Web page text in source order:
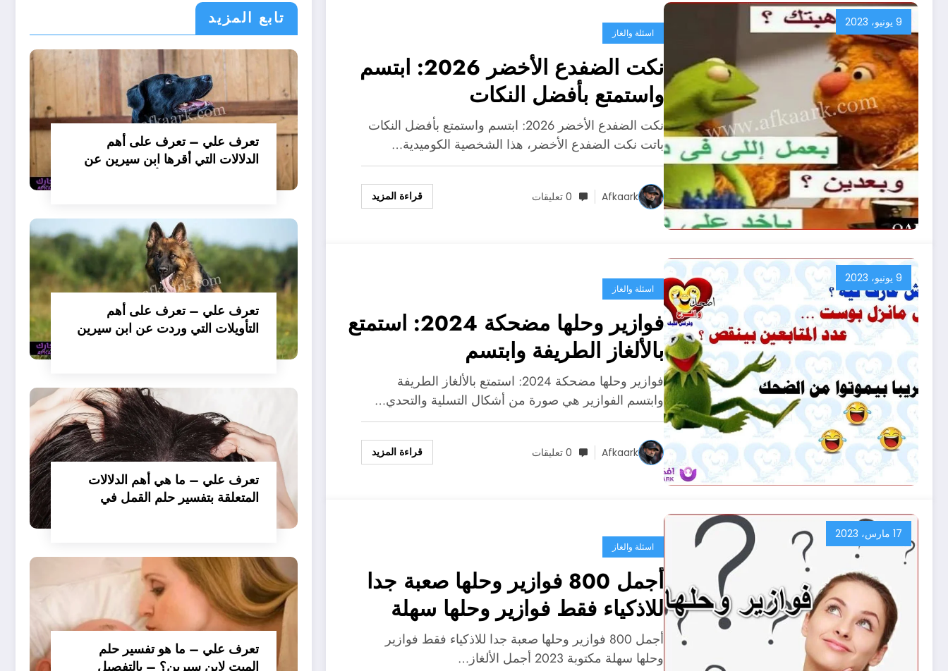
9 يونيو، 2023
اسئلة والغاز
نكت الضفدع الأخضر 2026: ابتسم
واستمتع بأفضل النكات
نكت الضفدع الأخضر 2026: ابتسم واستمتع بأفضل النكات
باتت نكت الضفدع الأخضر، هذا الشخصية الكوميدية…
Afkaark 0 تعليقات قراءة المزيد
9 يونيو، 2023
اسئلة والغاز
فوازير وحلها مضحكة 2024: استمتع
بالألغاز الطريفة وابتسم
فوازير وحلها مضحكة 2024: استمتع بالألغاز الطريفة
وابتسم الفوازير هي صورة من أشكال التسلية والتحدي…
Afkaark 0 تعليقات قراءة المزيد
17 مارس، 2023
اسئلة والغاز
أجمل 800 فوازير وحلها صعبة جدا
للاذكياء فقط فوازير وحلها سهلة
مكتوبة 2023أجمل 800 فوازير وحلها صعبة جدا للاذكياء فقط فوازير
وحلها سهلة مكتوبة 2023 أجمل الألغاز…
تابع المزيد
تعرف علي – تعرف على أهم
الدلالات التي أقرها ابن سيرين عن
تعرف علي – تعرف على أهم
التأويلات التي وردت عن ابن سيرين
تعرف علي – ما هي أهم الدلالات
المتعلقة بتفسير حلم القمل في
تعرف علي – ما هو تفسير حلم
الميت لابن سيرين؟ – بالتفصيل